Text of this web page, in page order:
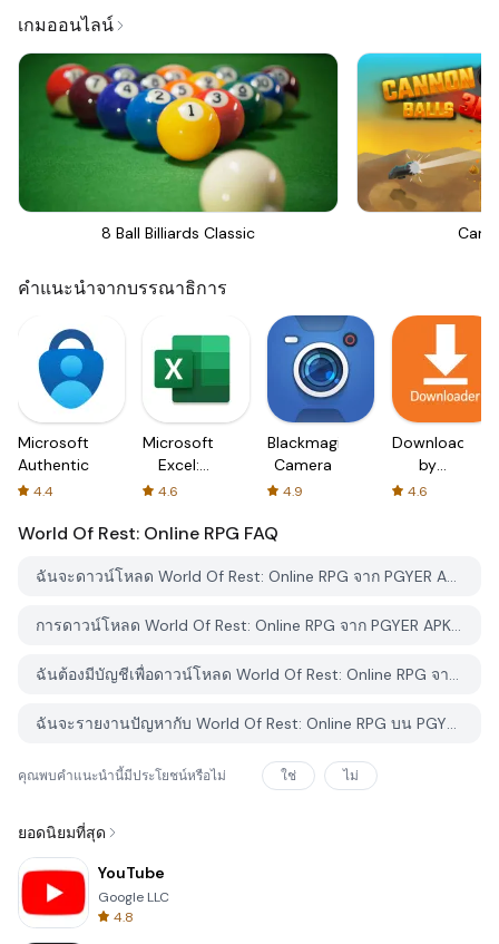
เกมออนไลน์
8 Ball Billiards Classic
คำแนะนำจากบรรณาธิการ
Microsoft
Authenticator
4.4
Microsoft
Excel:
Spreadsheets
4.6
Blackmagic
Camera
4.9
Downloader
by
AFTVnews
4.6
World Of Rest: Online RPG FAQ
ฉันจะดาวน์โหลด World Of Rest: Online RPG จาก PGYER APK HUB อย่างไร?
การดาวน์โหลด World Of Rest: Online RPG จาก PGYER APK HUB ฟรีหรือไม่?
ฉันต้องมีบัญชีเพื่อดาวน์โหลด World Of Rest: Online RPG จาก PGYER APK HUB หรือไม่?
ฉันจะรายงานปัญหากับ World Of Rest: Online RPG บน PGYER APK HUB ได้อย่างไร?
คุณพบคำแนะนำนี้มีประโยชน์หรือไม่ ใช่ ไม่
ยอดนิยมที่สุด
YouTube
Google LLC
4.8